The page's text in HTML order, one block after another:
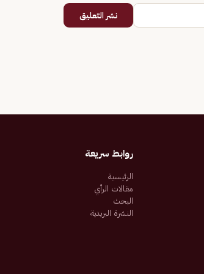
نشر التعليق
روابط سريعة
الرئيسية
مقالات الرأي
البحث
النشرة البريدية